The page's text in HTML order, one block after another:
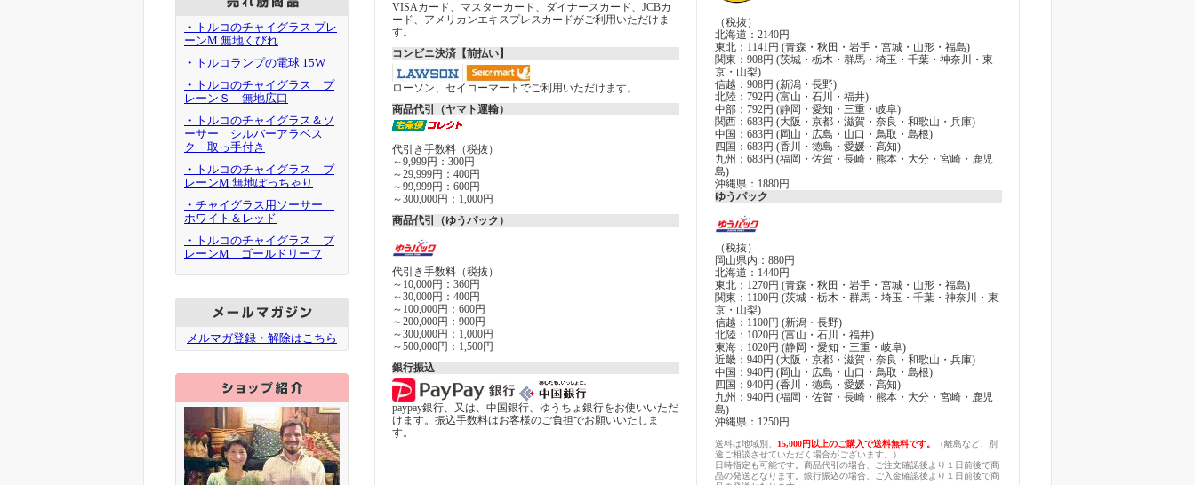
・トルコのチャイグラス プレ
ーンM 無地くびれ
・トルコランプの電球 15W
・トルコのチャイグラス プ
レーンＳ 無地広口
・トルコのチャイグラス＆ソ
ーサー シルバーアラベス
ク 取っ手付き
・トルコのチャイグラス プ
レーンM 無地ぽっちゃり
・チャイグラス用ソーサー
ホワイト＆レッド
・トルコのチャイグラス プ
レーンM ゴールドリーフ
メルマガ登録・解除はこちら
VISAカード、マスターカード、ダイナースカード、JCBカ
ード、アメリカンエキスプレスカードがご利用いただけま
す。
コンビニ決済【前払い】
ローソン、セイコーマートでご利用いただけます。
商品代引（ヤマト運輸）
代引き手数料（税抜）
～9,999円：300円
～29,999円：400円
～99,999円：600円
～300,000円：1,000円
商品代引（ゆうパック）
代引き手数料（税抜）
～10,000円：360円
～30,000円：400円
～100,000円：600円
～200,000円：900円
～300,000円：1,000円
～500,000円：1,500円
銀行振込
paypay銀行、又は、中国銀行、ゆうちょ銀行をお使いいただ
けます。振込手数料はお客様のご負担でお願いいたしま
す。
（税抜）
北海道：2140円
東北：1141円 (青森・秋田・岩手・宮城・山形・福島)
関東：908円 (茨城・栃木・群馬・埼玉・千葉・神奈川・東
京・山梨)
信越：908円 (新潟・長野)
北陸：792円 (富山・石川・福井)
中部：792円 (静岡・愛知・三重・岐阜)
関西：683円 (大阪・京都・滋賀・奈良・和歌山・兵庫)
中国：683円 (岡山・広島・山口・鳥取・島根)
四国：683円 (香川・徳島・愛媛・高知)
九州：683円 (福岡・佐賀・長崎・熊本・大分・宮崎・鹿児
島)
沖縄県：1880円
ゆうパック
（税抜）
岡山県内：880円
北海道：1440円
東北：1270円 (青森・秋田・岩手・宮城・山形・福島)
関東：1100円 (茨城・栃木・群馬・埼玉・千葉・神奈川・東
京・山梨)
信越：1100円 (新潟・長野)
北陸：1020円 (富山・石川・福井)
東海：1020円 (静岡・愛知・三重・岐阜)
近畿：940円 (大阪・京都・滋賀・奈良・和歌山・兵庫)
中国：940円 (岡山・広島・山口・鳥取・島根)
四国：940円 (香川・徳島・愛媛・高知)
九州：940円 (福岡・佐賀・長崎・熊本・大分・宮崎・鹿児
島)
沖縄県：1250円
送料は地域別、 15,000円以上のご購入で送料無料です。
（離島など、別
途ご相談させていただく場合がございます。）
日時指定も可能です。商品代引の場合、ご注文確認後より１日前後で商
品の発送となります。銀行振込の場合、ご入金確認後より１日前後で商